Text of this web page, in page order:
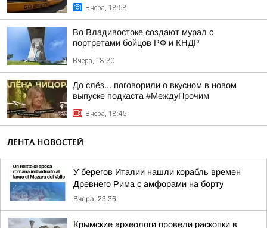
Вчера, 18:58
Во Владивостоке создают мурал с
портретами бойцов РФ и КНДР
Вчера, 18:30
До слёз... поговорили о вкусном в новом
выпуске подкаста #МеждуПрочим
Вчера, 18:45
ЛЕНТА НОВОСТЕЙ
У берегов Италии нашли корабль времен
Древнего Рима с амфорами на борту
Вчера, 23:36
Крымские археологи провели раскопки в